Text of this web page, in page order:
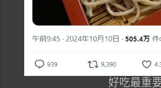
好吃最重